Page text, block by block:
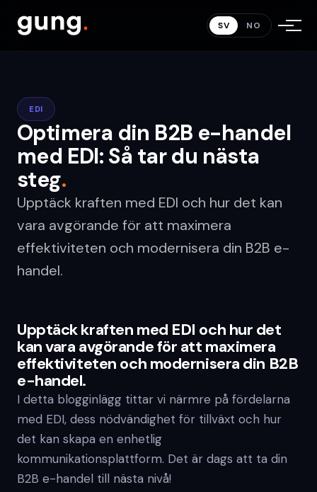
SV NO
EDI
Optimera din B2B e-handel
med EDI: Så tar du nästa
steg.
Upptäck kraften med EDI och hur det kan
vara avgörande för att maximera
effektiviteten och modernisera din B2B e-
handel.
Upptäck kraften med EDI och hur det
kan vara avgörande för att maximera
effektiviteten och modernisera din B2B
e-handel.
I detta blogginlägg tittar vi närmre på fördelarna
med EDI, dess nödvändighet för tillväxt och hur
det kan skapa en enhetlig
kommunikationsplattform. Det är dags att ta din
B2B e-handel till nästa nivå!